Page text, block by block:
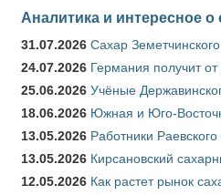
Аналитика и интересное о
31.07.2026 Сахар
24.07.2026 Германия получит
25.06.2026 Учёные
18.06.2026 Южная и Юго-
13.05.2026 Работники
13.05.2026 Кирсановский
12.05.2026 Как растет рынок